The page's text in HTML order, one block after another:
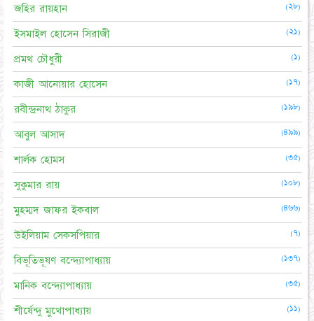
জহির রায়হান (২৮)
ইসমাইল হোসেন সিরাজী (২১)
প্রমথ চৌধুরী (১)
কাজী আনোয়ার হোসেন (১৭)
রবীন্দ্রনাথ ঠাকুর (১৯৮)
আবুল আসাদ (৪৯৯)
শার্লক হোমস (৩৫)
সুকুমার রায় (১০৮)
মুহম্মদ জাফর ইকবাল (৪৬৬)
উইলিয়াম সেকসপিয়ার (৭)
বিভূতিভূষণ বন্দ্যোপাধ্যায় (১৩৭)
মানিক বন্দ্যোপাধ্যায় (৩৫)
শীর্ষেন্দু মুখোপাধ্যায় (১১)